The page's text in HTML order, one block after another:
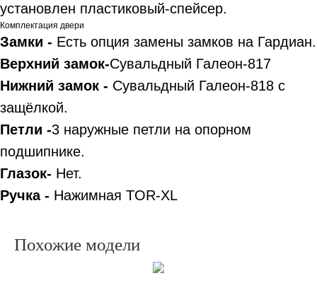
установлен пластиковый-спейсер.
Комплектация двери
Замки - Есть опция замены замков на Гардиан.
Верхний замок-Сувальдный Галеон-817
Нижний замок - Сувальдный Галеон-818 с
защёлкой.
Петли -3 наружные петли на опорном
подшипнике.
Глазок- Нет.
Ручка - Нажимная TOR-XL
Похожие модели